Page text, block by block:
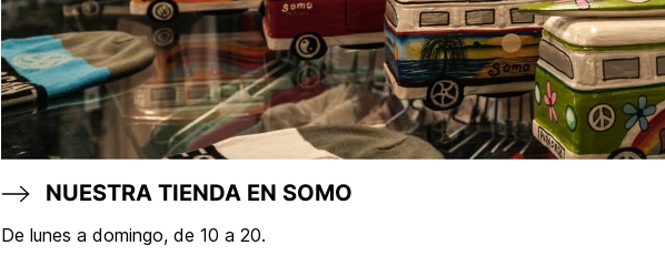
NUESTRA TIENDA EN SOMO
De lunes a domingo, de 10 a 20.